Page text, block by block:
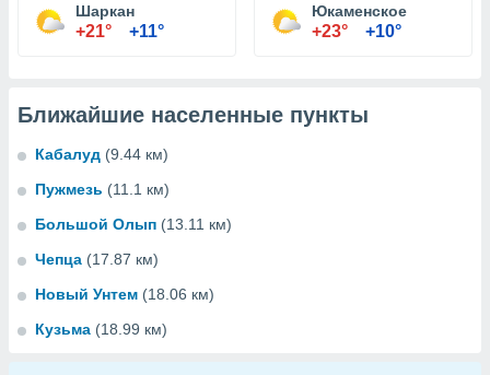
Шаркан
+21° +11°
Юкаменское
+23° +10°
Ближайшие населенные пункты
Кабалуд (9.44 км)
Пужмезь (11.1 км)
Большой Олып (13.11 км)
Чепца (17.87 км)
Новый Унтем (18.06 км)
Кузьма (18.99 км)